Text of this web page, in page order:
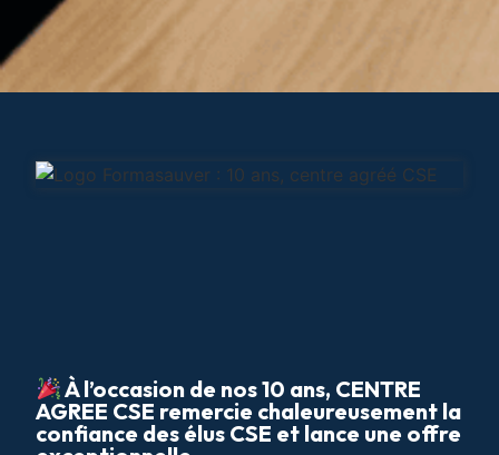
À l’occasion de nos 10 ans, CENTRE
AGREE CSE remercie chaleureusement la
confiance des élus CSE et lance une offre